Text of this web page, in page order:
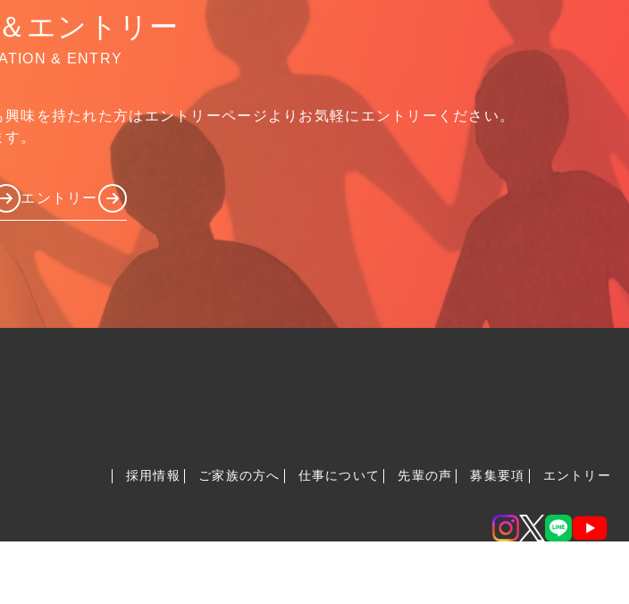
エントリー
& ENTRY
味を持たれた方はエントリーページよりお気軽にエントリーください。
。
エントリー
採用情報 ご家族の方へ 仕事について 先輩の声 募集要項 エントリー